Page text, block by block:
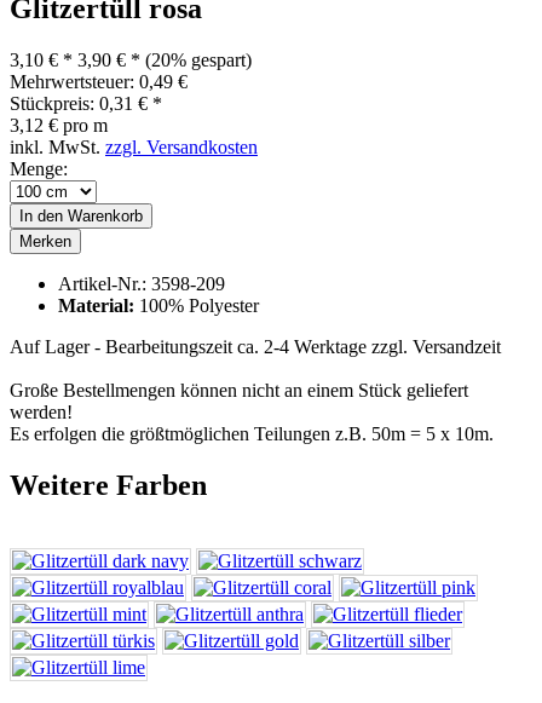
Glitzertüll rosa
3,10 € * 3,90 € * (20% gespart)
Mehrwertsteuer: 0,49 €
Stückpreis: 0,31 € *
3,12 € pro m
inkl. MwSt. zzgl. Versandkosten
Menge:
In den Warenkorb
Merken
Artikel-Nr.: 3598-209
Material: 100% Polyester
Auf Lager - Bearbeitungszeit ca. 2-4 Werktage zzgl. Versandzeit
Große Bestellmengen können nicht an einem Stück geliefert
werden!
Es erfolgen die größtmöglichen Teilungen z.B. 50m = 5 x 10m.
Weitere Farben